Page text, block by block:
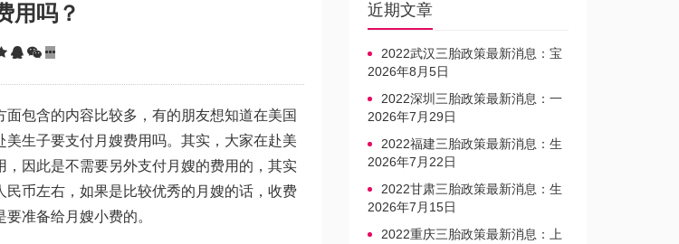
用吗？
包含的内容比较多，有的朋友想知道在美国
生子要支付月嫂费用吗。其实，大家在赴美
因此是不需要另外支付月嫂的费用的，其实
币左右，如果是比较优秀的月嫂的话，收费
准备给月嫂小费的。
近期文章
2022武汉三胎政策最新消息：宝
宝上户口不再罚款
2026年8月5日
2022深圳三胎政策最新消息：一
文读懂上户口是否罚款
2026年7月29日
2022福建三胎政策最新消息：生
育奖励发放迎新标准
2026年7月22日
2022甘肃三胎政策最新消息：生
育产假不享受带薪福利
2026年7月15日
2022重庆三胎政策最新消息：上